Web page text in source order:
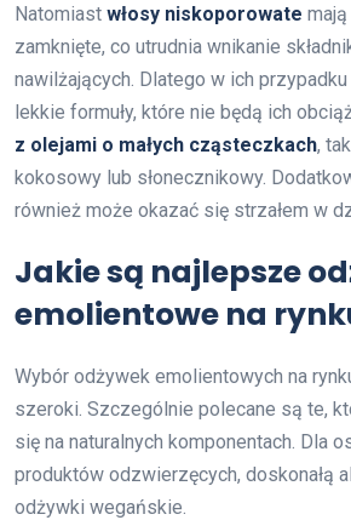
Natomiast włosy niskoporowate
zamknięte, co utrudnia wnikanie
nawilżających. Dlatego w ich
lekkie formuły, które nie będą ich
z olejami o małych cząsteczkach,
kokosowy lub słonecznikowy.
również może okazać się strzałem w
Jakie są najlepsze
emolientowe na
Wybór odżywek emolientowych na
szeroki. Szczególnie polecane są te,
się na naturalnych komponentach. Dla
produktów odzwierzęcych, doskonałą
odżywki wegańskie.